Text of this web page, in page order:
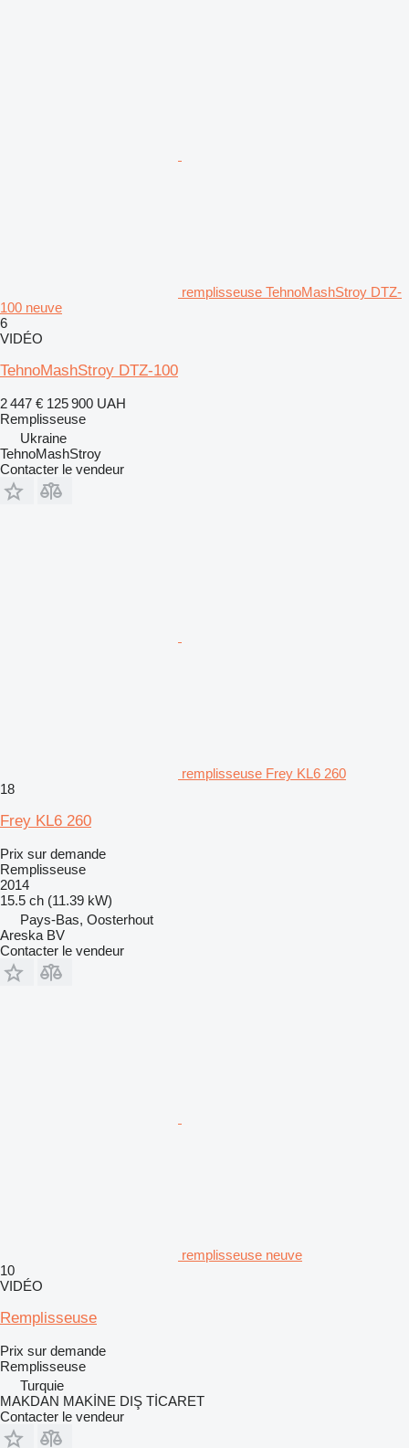
remplisseuse TehnoMashStroy DTZ-
100 neuve
6
VIDÉO
TehnoMashStroy DTZ-100
2 447 € 125 900 UAH
Remplisseuse
Ukraine
TehnoMashStroy
Contacter le vendeur
remplisseuse Frey KL6 260
18
Frey KL6 260
Prix sur demande
Remplisseuse
2014
15.5 ch (11.39 kW)
Pays-Bas, Oosterhout
Areska BV
Contacter le vendeur
remplisseuse neuve
10
VIDÉO
Remplisseuse
Prix sur demande
Remplisseuse
Turquie
MAKDAN MAKİNE DIŞ TİCARET
Contacter le vendeur